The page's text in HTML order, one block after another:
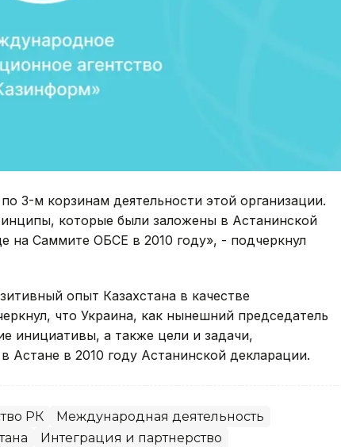
3-м корзинам деятельности этой организации.
которые были заложены в Астанинской
на Саммите ОБСЕ в 2010 году», - подчеркнул
опыт Казахстана в качестве
что Украина, как нынешний председатель
инициативы, а также цели и задачи,
Астане в 2010 году Астанинской декларации.
РК
Международная деятельность
Интеграция и партнерство